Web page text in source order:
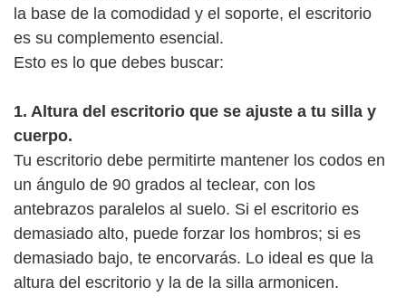
la base de la comodidad y el soporte, el escritorio
es su complemento esencial.
Esto es lo que debes buscar:
1. Altura del escritorio que se ajuste a tu silla y
cuerpo.
Tu escritorio debe permitirte mantener los codos en
un ángulo de 90 grados al teclear, con los
antebrazos paralelos al suelo. Si el escritorio es
demasiado alto, puede forzar los hombros; si es
demasiado bajo, te encorvarás. Lo ideal es que la
altura del escritorio y la de la silla armonicen.